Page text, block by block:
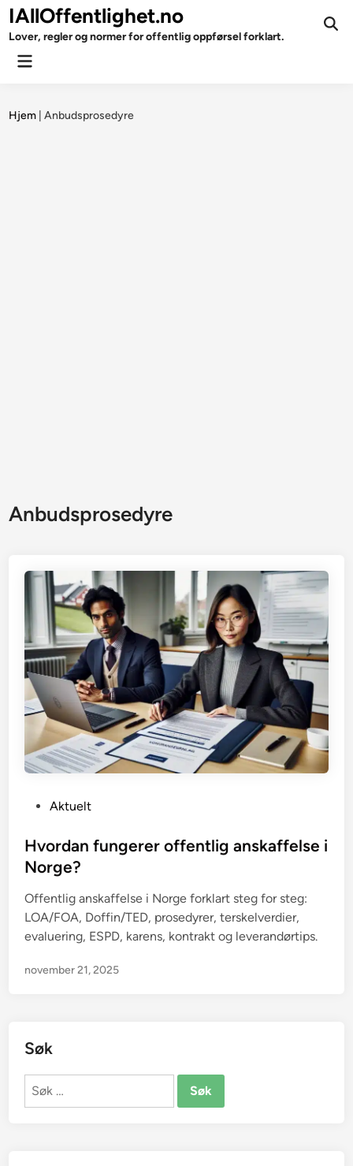
Skip
to
content
IAllOffentlighet.no
Lover, regler og normer for offentlig oppførsel forklart.
Main
Hjem |Anbudsprosedyre
Anbudsprosedyre
s
t
d
i
n
Aktuelt
Hvordan fungerer offentlig anskaffelse i
Norge?
Offentlig anskaffelse i Norge forklart steg for steg:
LOA/FOA, Doffin/TED, prosedyrer, terskelverdier,
evaluering, ESPD, karens, kontrakt og leverandørtips.
november 21, 2025
Søk
Søk